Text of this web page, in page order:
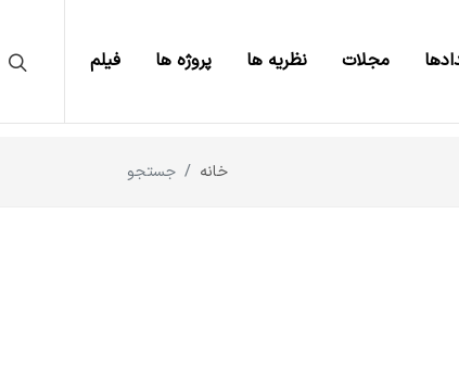
مجلات نظریه ها پروژه ها فیلم
خانه جستجو